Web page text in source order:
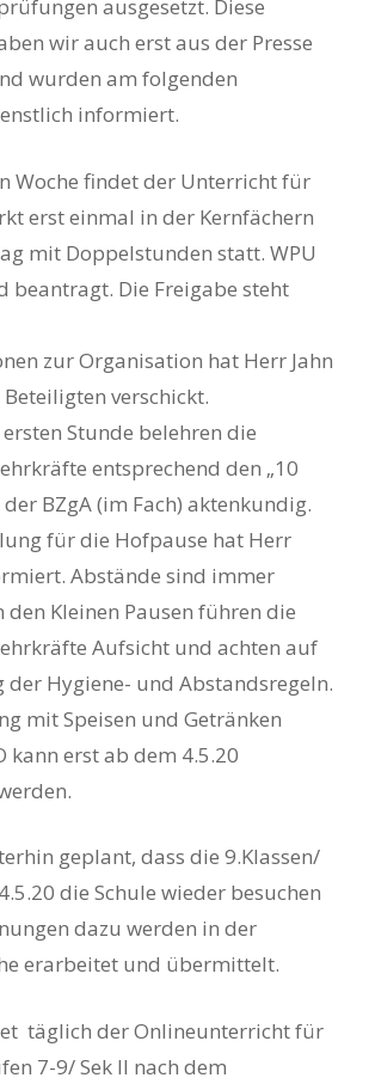
ausgesetzt. Diese
wir auch erst aus der Presse
wurden am folgenden
informiert.
Woche findet der Unterricht für
erst einmal in der Kernfächern
mit Doppelstunden statt. WPU
beantragt. Die Freigabe steht
zur Organisation hat Herr Jahn
verschickt.
Stunde belehren die
entsprechend den „10
BZgA (im Fach) aktenkundig.
für die Hofpause hat Herr
Abstände sind immer
den Kleinen Pausen führen die
Aufsicht und achten auf
Hygiene- und Abstandsregeln.
mit Speisen und Getränken
kann erst ab dem 4.5.20
geplant, dass die 9.Klassen/
die Schule wieder besuchen
dazu werden in der
erarbeitet und übermittelt.
täglich der Onlineunterricht für
7-9/ Sek II nach dem